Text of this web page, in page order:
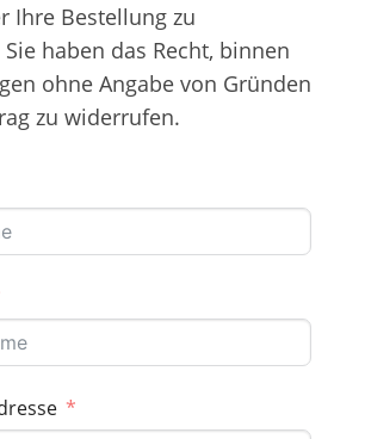
Ihre Bestellung zu
haben das Recht, binnen
ohne Angabe von Gründen
zu widerrufen.